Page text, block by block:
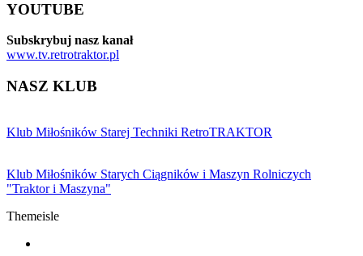
YOUTUBE
Subskrybuj nasz kanał
www.tv.retrotraktor.pl
NASZ KLUB
Klub Miłośników Starej Techniki RetroTRAKTOR
Klub Miłośników Starych Ciągników i Maszyn Rolniczych
"Traktor i Maszyna"
Themeisle
Drugie